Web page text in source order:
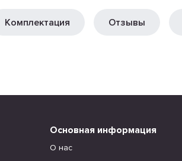
Комплектация Отзывы
Основная информация
О нас